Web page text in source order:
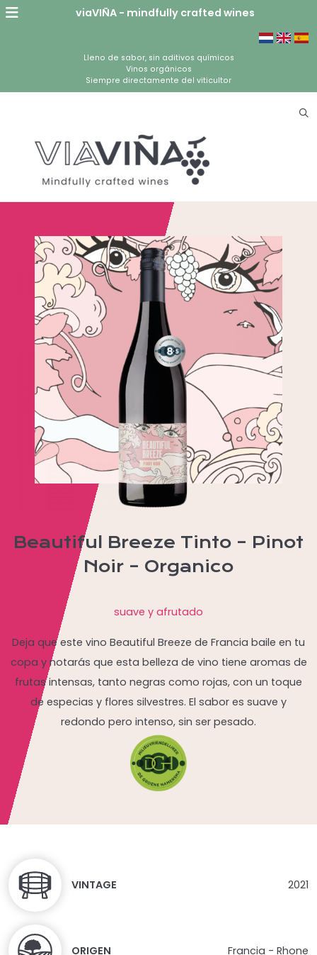
viaVIÑA - mindfully crafted wines
Lleno de sabor, sin aditivos químicos
Vinos orgánicos
Siempre directamente del viticultor
Beautiful Breeze Tinto – Pinot
Noir – Organico
suave y afrutado
Deja que este vino Beautiful Breeze de Francia baile en tu
copa y notarás que esta belleza de vino tiene aromas de
frutas intensas, tanto negras como rojas, con un toque
de especias y flores silvestres. El sabor es suave y
redondo pero intenso, sin ser pesado.
VINTAGE 2021
ORIGEN Francia - Rhone